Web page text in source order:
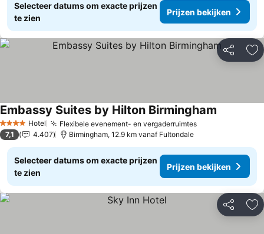
Selecteer datums om exacte prijzen
te zien
Prijzen bekijken
Delen
4 SterrenHotel Flexibele evenement- en vergaderruimtes
Embassy Suites by Hilton Birmingham
7,1 4.407 Birmingham, 12.9 km vanaf Fultondale
Selecteer datums om exacte prijzen
te zien
Prijzen bekijken
Delen